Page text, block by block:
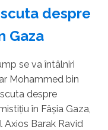
despre
Gaza
se va întâlniri
Mohammed bin
despre
în Fâşia Gaza,
Barak Ravid